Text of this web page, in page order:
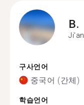
B.
Ji'an
구사언어
중국어 (간체)
학습언어